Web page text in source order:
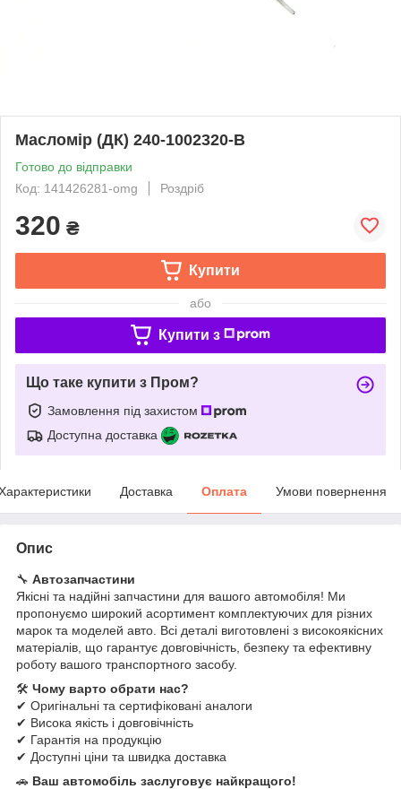
Масломір (ДК) 240-1002320-В
Готово до відправки
Код: 141426281-omg
Роздріб
320 ₴
Купити
або
Купити з
Що таке купити з Пром?
Замовлення під захистом
Доступна доставка
Доставка Оплата Умови повернення
Опис
🔧 Автозапчастини
Якісні та надійні запчастини для вашого автомобіля! Ми
пропонуємо широкий асортимент комплектуючих для різних
марок та моделей авто. Всі деталі виготовлені з високоякісних
матеріалів, що гарантує довговічність, безпеку та ефективну
роботу вашого транспортного засобу.
🛠 Чому варто обрати нас?
✔ Оригінальні та сертифіковані аналоги
✔ Висока якість і довговічність
✔ Гарантія на продукцію
✔ Доступні ціни та швидка доставка
🚗 Ваш автомобіль заслуговує найкращого!